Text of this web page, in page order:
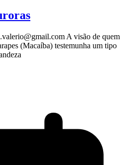
A visão de quem
(Macaíba) testemunha um tipo